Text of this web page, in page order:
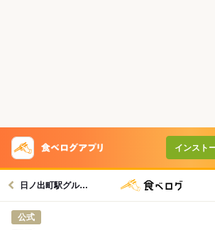
インスト
日ノ出町駅グルメへ
公式